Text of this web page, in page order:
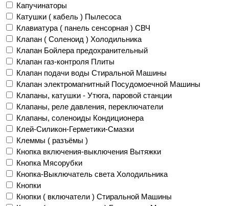
Капучинаторы
Катушки ( кабель ) Пылесоса
Клавиатура ( панель сенсорная ) СВЧ
Клапан ( Соленоид ) Холодильника
Клапан Бойлера предохранительный
Клапан газ-контроля Плиты
Клапан подачи воды Стиральной Машины
Клапан электромагнитный Посудомоечной Машины
Клапаны, катушки - Утюга, паровой станции
Клапаны, реле давления, переключатели
Клапаны, соленоиды Кондиционера
Клей-Силикон-Герметики-Смазки
Клеммы ( разъёмы )
Кнопка включения-выключения Вытяжки
Кнопка Мясорубки
Кнопка-Выключатель света Холодильника
Кнопки
Кнопки ( включатели ) Стиральной Машины